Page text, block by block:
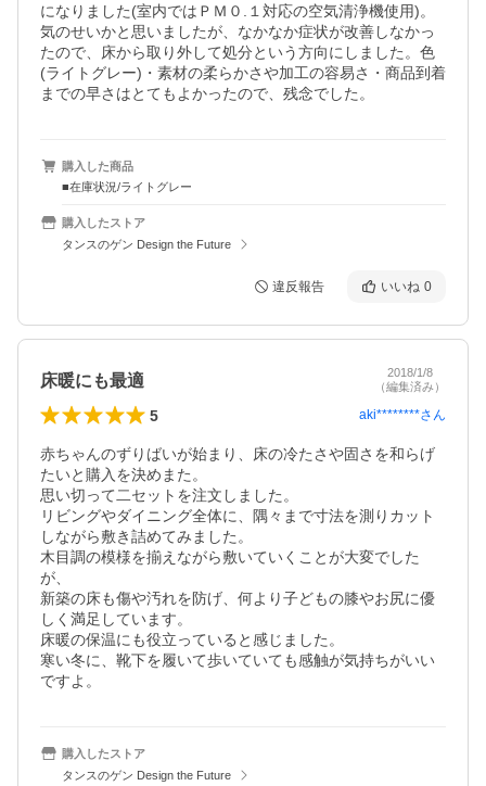
になりました(室内ではＰＭ０.１対応の空気清浄機使用)。
気のせいかと思いましたが、なかなか症状が改善しなかっ
たので、床から取り外して処分という方向にしました。色
(ライトグレー)・素材の柔らかさや加工の容易さ・商品到着
までの早さはとてもよかったので、残念でした。
購入した商品
■在庫状況/ライトグレー
購入したストア
タンスのゲン Design the Future
違反報告 いいね 0
床暖にも最適
2018/1/8
（編集済み）
5 aki********さん
赤ちゃんのずりばいが始まり、床の冷たさや固さを和らげ
たいと購入を決めまた。
思い切って二セットを注文しました。
リビングやダイニング全体に、隅々まで寸法を測りカット
しながら敷き詰めてみました。
木目調の模様を揃えながら敷いていくことが大変でした
が、
新築の床も傷や汚れを防げ、何より子どもの膝やお尻に優
しく満足しています。
床暖の保温にも役立っていると感じました。
寒い冬に、靴下を履いて歩いていても感触が気持ちがいい
ですよ。
購入したストア
タンスのゲン Design the Future